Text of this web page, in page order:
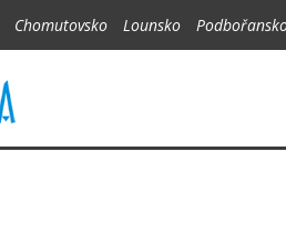
Chomutovsko Lounsko